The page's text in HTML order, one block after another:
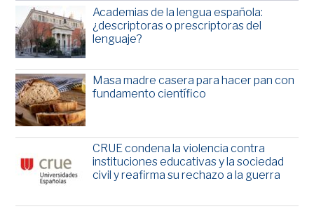
Academias de la lengua española:
¿descriptoras o prescriptoras del
lenguaje?
Masa madre casera para hacer pan con
fundamento científico
CRUE condena la violencia contra
instituciones educativas y la sociedad
civil y reafirma su rechazo a la guerra